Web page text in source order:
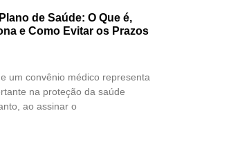
de Saúde: O Que é,
e Como Evitar os Prazos
um convênio médico representa
na proteção da saúde
ao assinar o